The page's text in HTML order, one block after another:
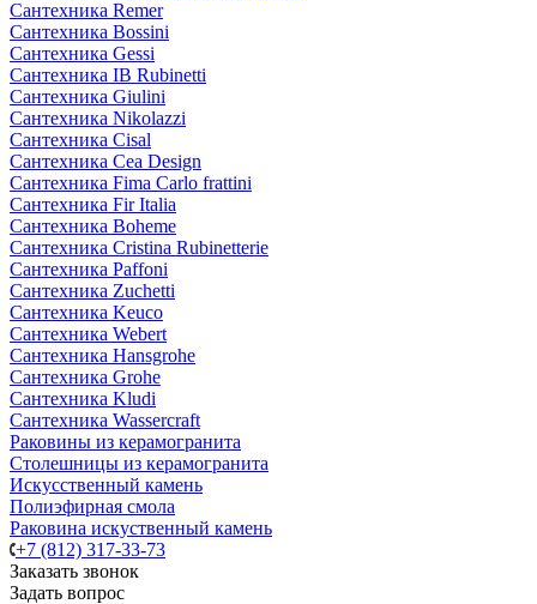
Сантехника Remer
Сантехника Bossini
Сантехника Gessi
Сантехника IB Rubinetti
Сантехника Giulini
Сантехника Nikolazzi
Сантехника Cisal
Сантехника Cea Design
Сантехника Fima Carlo frattini
Сантехника Fir Italia
Сантехника Boheme
Сантехника Cristina Rubinetterie
Сантехника Paffoni
Сантехника Zuchetti
Сантехника Keuco
Сантехника Webert
Сантехника Hansgrohe
Сантехника Grohe
Сантехника Kludi
Сантехника Wassercraft
Раковины из керамогранита
Столешницы из керамогранита
Искусственный камень
Полиэфирная смола
Раковина искуственный камень
+7 (812) 317-33-73
Заказать звонок
Задать вопрос